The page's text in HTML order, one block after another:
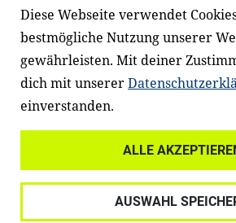
Newsletter
Facebook
Datenschutz
Diese Webseite verwendet
bestmögliche Nutzung unserer
gewährleisten. Mit deiner
dich mit unserer
einverstanden.
ALLE
AUSWAHL